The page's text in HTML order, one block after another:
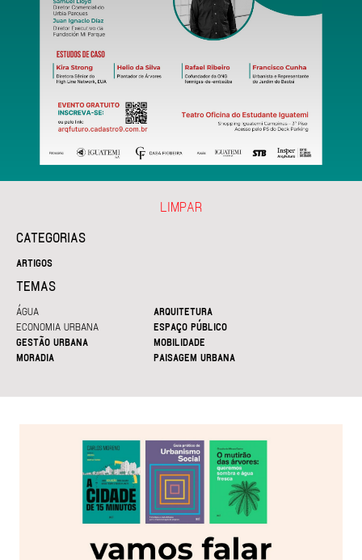
CATEGORIAS
ARTIGOS
TEMAS
ÁGUA
ARQUITETURA
ECONOMIA URBANA
ESPAÇO PÚBLICO
GESTÃO URBANA
MOBILIDADE
MORADIA
PAISAGEM URBANA
LIMPAR